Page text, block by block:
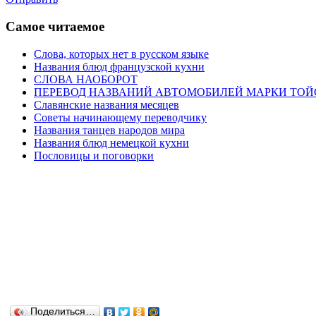
Самое читаемое
Слова, которых нет в русском языке
Названия блюд французской кухни
СЛОВА НАОБОРОТ
ПЕРЕВОД НАЗВАНИЙ АВТОМОБИЛЕЙ МАРКИ
Славянские названия месяцев
Советы начинающему переводчику
Названия танцев народов мира
Названия блюд немецкой кухни
Пословицы и поговорки
Поделиться…